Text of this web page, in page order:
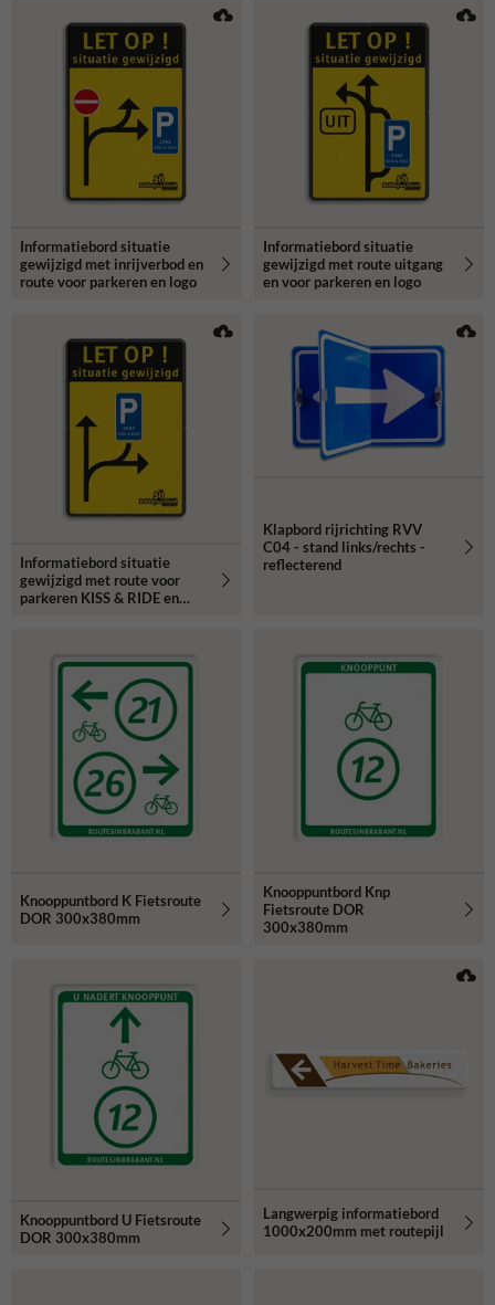
Informatiebord situatie
gewijzigd met inrijverbod en
route voor parkeren en logo
Informatiebord situatie
gewijzigd met route uitgang
en voor parkeren en logo
Informatiebord situatie
gewijzigd met route voor
parkeren KISS & RIDE en
Klapbord rijrichting RVV
C04 - stand links/rechts -
reflecterend
Knooppuntbord K Fietsroute
DOR 300x380mm
Knooppuntbord Knp
Fietsroute DOR
300x380mm
Knooppuntbord U Fietsroute
DOR 300x380mm
Langwerpig informatiebord
1000x200mm met routepijl